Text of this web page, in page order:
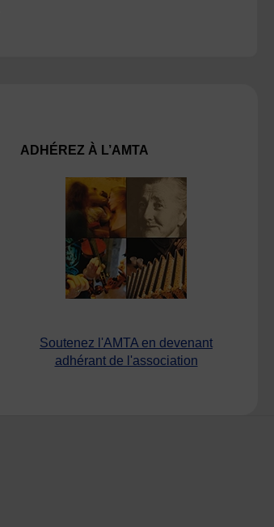
ADHÉREZ À L’AMTA
Soutenez l'AMTA en devenant
adhérant de l'association